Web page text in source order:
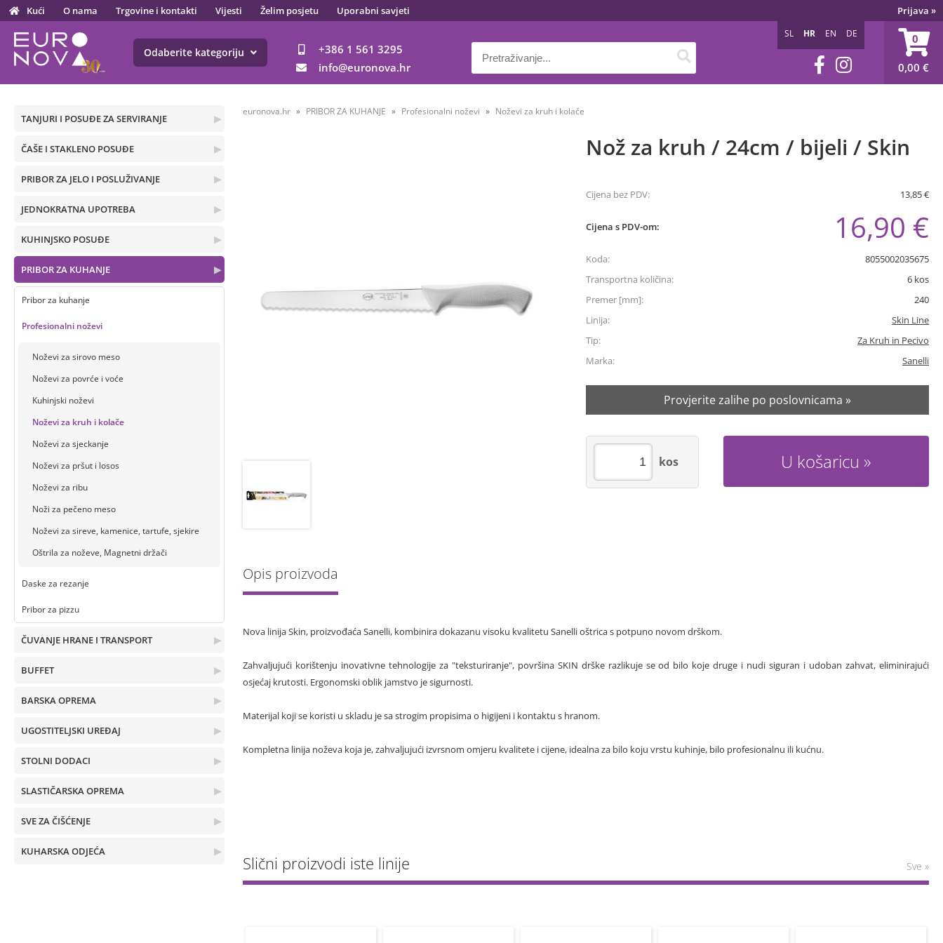
Kući O nama Trgovine i kontakti Vijesti Želim posjetu Uporabni savjeti Prijava »
+386 1 561 3295
info
euronova.hr
0
0,00 €
SL HR EN DE
Odaberite kategoriju
▶
TANJURI I POSUĐE ZA SERVIRANJE
▶
ČAŠE I STAKLENO POSUĐE
▶
PRIBOR ZA JELO I POSLUŽIVANJE
▶
JEDNOKRATNA UPOTREBA
▶
KUHINJSKO POSUĐE
▶
PRIBOR ZA KUHANJE
Pribor za kuhanje
Profesionalni noževi
Noževi za sirovo meso
Noževi za povrće i voće
Kuhinjski noževi
Noževi za kruh i kolače
Noževi za sjeckanje
Noževi za pršut i losos
Noževi za ribu
Noži za pečeno meso
Noževi za sireve, kamenice, tartufe, sjekire
Oštrila za noževe, Magnetni držači
Daske za rezanje
Pribor za pizzu
▶
ČUVANJE HRANE I TRANSPORT
▶
BUFFET
▶
BARSKA OPREMA
▶
UGOSTITELJSKI UREĐAJ
▶
STOLNI DODACI
▶
SLASTIČARSKA OPREMA
▶
SVE ZA ČIŠĆENJE
▶
KUHARSKA ODJEĆA
euronova.hr PRIBOR ZA KUHANJE Profesionalni noževi Noževi za kruh i kolače
Nož za kruh / 24cm / bijeli / Skin
Cijena bez PDV: 13,85 €
Cijena s PDV-om: 16,90 €
Koda:
8055002035675
Transportna količina:
6 kos
Premer [mm]:
240
Linija:
Skin Line
Tip:
Za Kruh in Pecivo
Marka:
Sanelli
Provjerite zalihe po poslovnicama »
U košaricu
kos
Opis proizvoda
Nova linija Skin, proizvođaća Sanelli, kombinira dokazanu visoku kvalitetu Sanelli oštrica s potpuno novom drškom.
Zahvaljujući korištenju inovativne tehnologije za "teksturiranje", površina SKIN drške razlikuje se od bilo koje druge i nudi siguran i udoban zahvat, eliminirajući
osjećaj krutosti. Ergonomski oblik jamstvo je sigurnosti.
Materijal koji se koristi u skladu je sa strogim propisima o higijeni i kontaktu s hranom.
Kompletna linija noževa koja je, zahvaljujući izvrsnom omjeru kvalitete i cijene, idealna za bilo koju vrstu kuhinje, bilo profesionalnu ili kućnu.
Slični proizvodi iste linije Sve »